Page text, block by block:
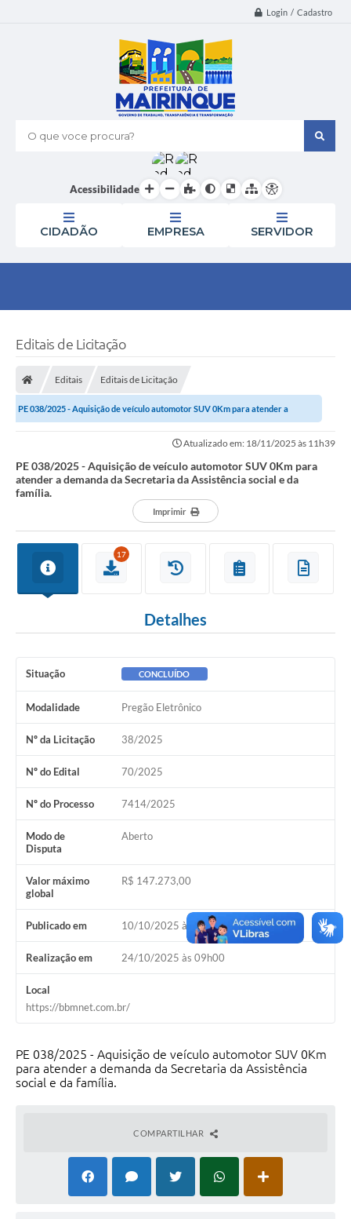
Login / Cadastro
O que voce procura?
Acessibilidade
CIDADÃO EMPRESA SERVIDOR
Editais de Licitação
Editais Editais de Licitação
PE 038/2025 - Aquisição de veículo automotor SUV 0Km para atender a
Atualizado em: 18/11/2025 às 11h39
PE 038/2025 - Aquisição de veículo automotor SUV 0Km para
atender a demanda da Secretaria da Assistência social e da
família.
Imprimir
17
Detalhes
Situação CONCLUÍDO
Modalidade Pregão Eletrônico
Nº da Licitação 38/2025
Nº do Edital 70/2025
Nº do Processo 7414/2025
Modo de
Disputa
Aberto
Valor máximo
global
R$ 147.273,00
Publicado em 10/10/2025 às 14h00
Realização em 24/10/2025 às 09h00
Local
https://bbmnet.com.br/
PE 038/2025 - Aquisição de veículo automotor SUV 0Km
para atender a demanda da Secretaria da Assistência
social e da família.
COMPARTILHAR